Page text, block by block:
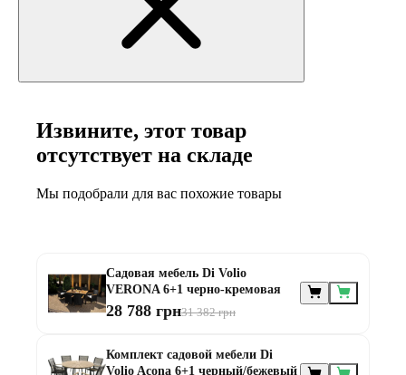
Письменные и компьютерные столы
Офисные кресла и стулья
назначению
Извините, этот товар
отсутствует на складе
Мы подобрали для вас похожие товары
Садовая мебель Di Volio
VERONA 6+1 черно-кремовая
28 788 грн31 382 грн
Комплект садовой мебели Di
Volio Acona 6+1 черный/бежевый